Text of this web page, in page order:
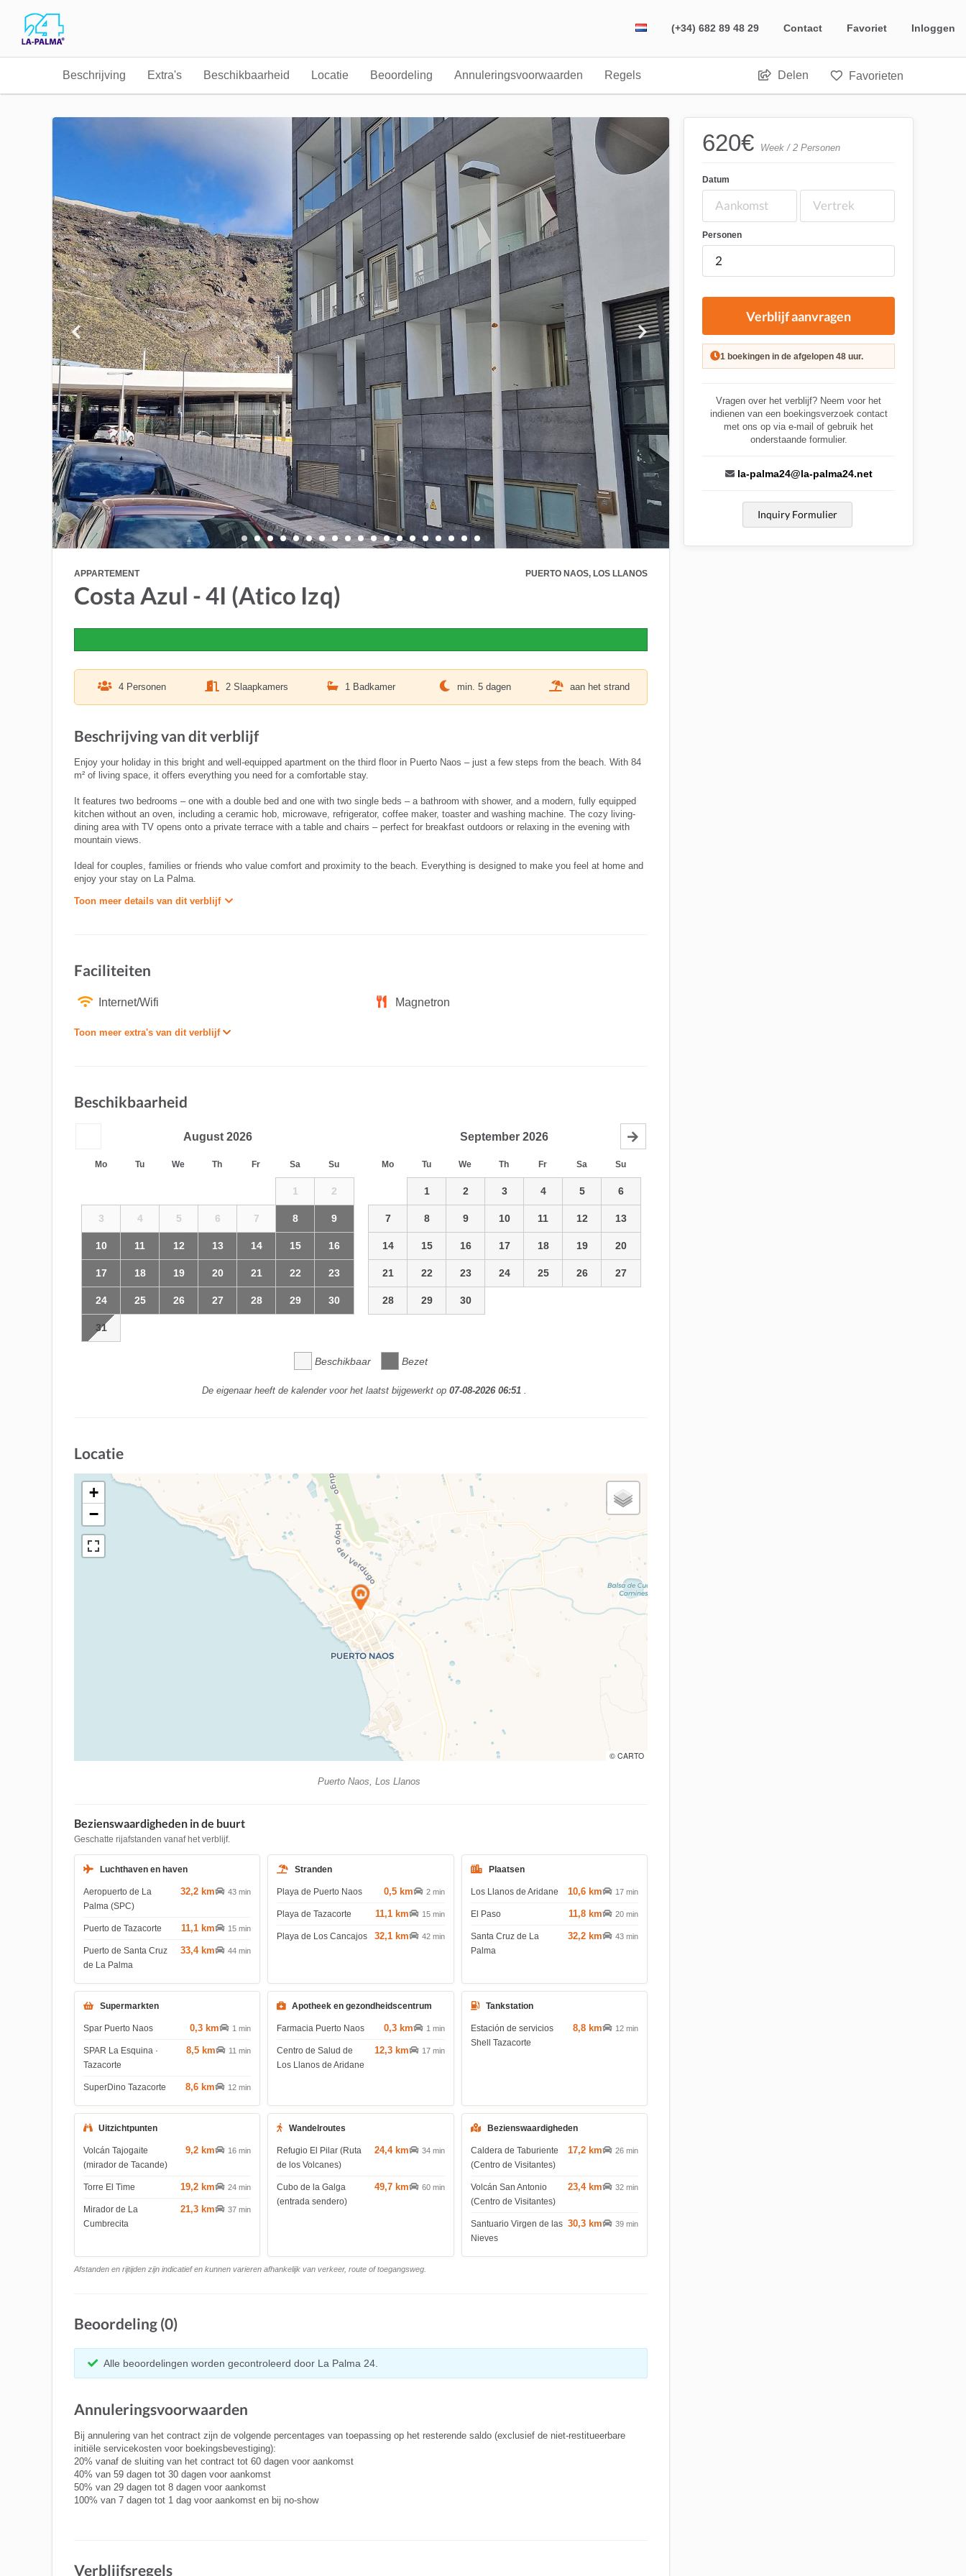
(+34) 682 89 48 29 Contact Favoriet Inloggen
Beschrijving Extra's Beschikbaarheid Locatie Beoordeling Annuleringsvoorwaarden Regels Delen Favorieten
APPARTEMENT PUERTO NAOS, LOS LLANOS
Costa Azul - 4I (Atico Izq)
4 Personen 2 Slaapkamers 1 Badkamer min. 5 dagen aan het strand
Beschrijving van dit verblijf
Enjoy your holiday in this bright and well-equipped apartment on the third floor in Puerto Naos – just a few steps from the beach. With 84
m² of living space, it offers everything you need for a comfortable stay.
It features two bedrooms – one with a double bed and one with two single beds – a bathroom with shower, and a modern, fully equipped
kitchen without an oven, including a ceramic hob, microwave, refrigerator, coffee maker, toaster and washing machine. The cozy living-
dining area with TV opens onto a private terrace with a table and chairs – perfect for breakfast outdoors or relaxing in the evening with
mountain views.
Ideal for couples, families or friends who value comfort and proximity to the beach. Everything is designed to make you feel at home and
enjoy your stay on La Palma.
Toon meer details van dit verblijf
Faciliteiten
Internet/Wifi Magnetron
Toon meer extra's van dit verblijf
Beschikbaarheid
August 2026
Mo Tu We Th Fr Sa Su
1 2
3 4 5 6 7 8 9
10 11 12 13 14 15 16
17 18 19 20 21 22 23
24 25 26 27 28 29 30
31
September 2026
Mo Tu We Th Fr Sa Su
1 2 3 4 5 6
7 8 9 10 11 12 13
14 15 16 17 18 19 20
21 22 23 24 25 26 27
28 29 30
Beschikbaar Bezet
De eigenaar heeft de kalender voor het laatst bijgewerkt op 07-08-2026 06:51 .
Locatie
+
−
© CARTO
Puerto Naos, Los Llanos
Bezienswaardigheden in de buurt
Geschatte rijafstanden vanaf het verblijf.
Luchthaven en haven
Aeropuerto de La
Palma (SPC)
32,2 km 43 min
Puerto de Tazacorte 11,1 km 15 min
Puerto de Santa Cruz
de La Palma
33,4 km 44 min
Stranden
Playa de Puerto Naos 0,5 km 2 min
Playa de Tazacorte 11,1 km 15 min
Playa de Los Cancajos 32,1 km 42 min
Plaatsen
Los Llanos de Aridane 10,6 km 17 min
El Paso 11,8 km 20 min
Santa Cruz de La
Palma
32,2 km 43 min
Supermarkten
Spar Puerto Naos 0,3 km 1 min
SPAR La Esquina ·
Tazacorte
8,5 km 11 min
SuperDino Tazacorte 8,6 km 12 min
Apotheek en gezondheidscentrum
Farmacia Puerto Naos 0,3 km 1 min
Centro de Salud de
Los Llanos de Aridane
12,3 km 17 min
Tankstation
Estación de servicios
Shell Tazacorte
8,8 km 12 min
Uitzichtpunten
Volcán Tajogaite
(mirador de Tacande)
9,2 km 16 min
Torre El Time 19,2 km 24 min
Mirador de La
Cumbrecita
21,3 km 37 min
Wandelroutes
Refugio El Pilar (Ruta
de los Volcanes)
24,4 km 34 min
Cubo de la Galga
(entrada sendero)
49,7 km 60 min
Bezienswaardigheden
Caldera de Taburiente
(Centro de Visitantes)
17,2 km 26 min
Volcán San Antonio
(Centro de Visitantes)
23,4 km 32 min
Santuario Virgen de las
Nieves
30,3 km 39 min
Afstanden en rijtijden zijn indicatief en kunnen varieren afhankelijk van verkeer, route of toegangsweg.
Beoordeling (0)
Alle beoordelingen worden gecontroleerd door La Palma 24.
Annuleringsvoorwaarden
Bij annulering van het contract zijn de volgende percentages van toepassing op het resterende saldo (exclusief de niet-restitueerbare
initiële servicekosten voor boekingsbevestiging):
20% vanaf de sluiting van het contract tot 60 dagen voor aankomst
40% van 59 dagen tot 30 dagen voor aankomst
50% van 29 dagen tot 8 dagen voor aankomst
100% van 7 dagen tot 1 dag voor aankomst en bij no-show
Verblijfsregels
620€ Week / 2 Personen
Datum
Personen
Verblijf aanvragen
1 boekingen in de afgelopen 48 uur.
Vragen over het verblijf? Neem voor het
indienen van een boekingsverzoek contact
met ons op via e-mail of gebruik het
onderstaande formulier.
la-palma24@la-palma24.net
Inquiry Formulier